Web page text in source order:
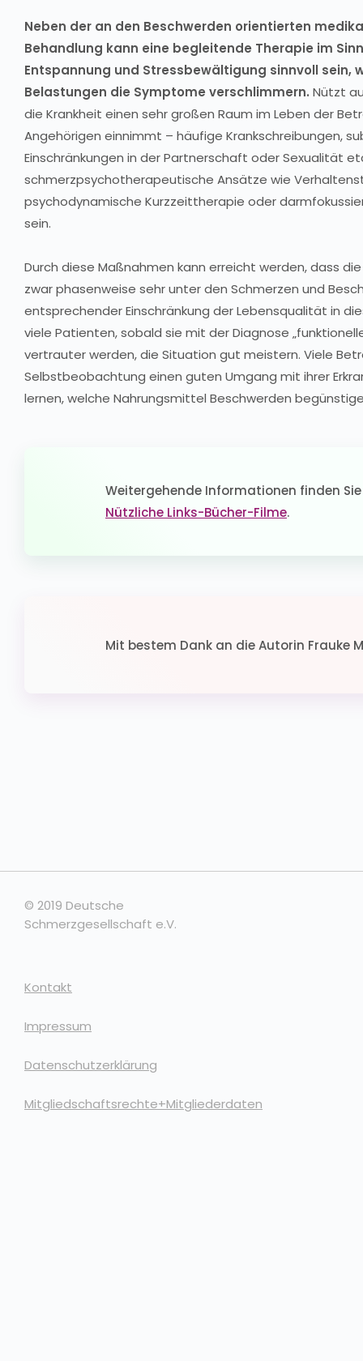
Neben der an den Beschwerden orientierten
Behandlung kann eine begleitende Therapie im
Entspannung und Stressbewältigung sinnvoll sein,
Belastungen die Symptome verschlimmern. Nützt
die Krankheit einen sehr großen Raum im Leben der
Angehörigen einnimmt – häufige Krankschreibungen,
Einschränkungen in der Partnerschaft oder Sexualität
schmerzpsychotherapeutische Ansätze wie
psychodynamische Kurzzeittherapie oder
sein.
Durch diese Maßnahmen kann erreicht werden, dass
zwar phasenweise sehr unter den Schmerzen und
entsprechender Einschränkung der Lebensqualität in
viele Patienten, sobald sie mit der Diagnose
vertrauter werden, die Situation gut meistern. Viele
Selbstbeobachtung einen guten Umgang mit ihrer
lernen, welche Nahrungsmittel Beschwerden
Weitergehende Informationen finden
Nützliche Links-Bücher-Filme.
Mit bestem Dank an die Autorin Frauke
© 2019 Deutsche
Schmerzgesellschaft e.V.
Kontakt
Impressum
Datenschutzerklärung
Mitgliedschaftsrechte+Mitgliederdaten